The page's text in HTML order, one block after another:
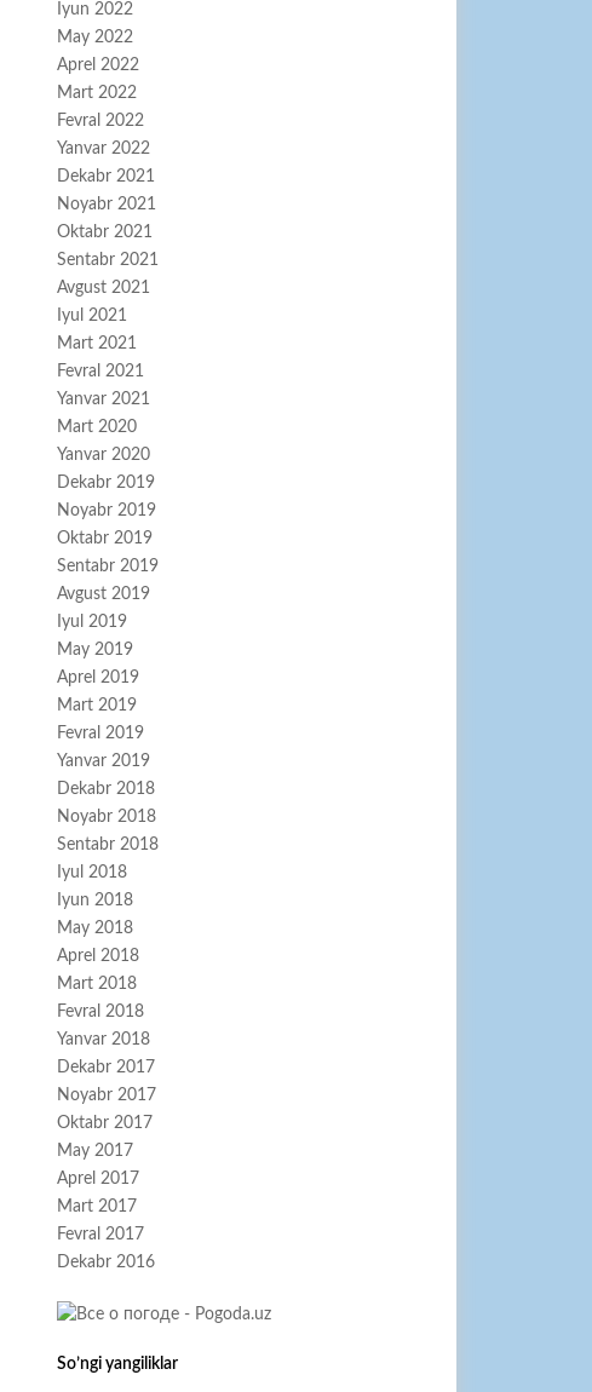
Iyun 2022
May 2022
Aprel 2022
Mart 2022
Fevral 2022
Yanvar 2022
Dekabr 2021
Noyabr 2021
Oktabr 2021
Sentabr 2021
Avgust 2021
Iyul 2021
Mart 2021
Fevral 2021
Yanvar 2021
Mart 2020
Yanvar 2020
Dekabr 2019
Noyabr 2019
Oktabr 2019
Sentabr 2019
Avgust 2019
Iyul 2019
May 2019
Aprel 2019
Mart 2019
Fevral 2019
Yanvar 2019
Dekabr 2018
Noyabr 2018
Sentabr 2018
Iyul 2018
Iyun 2018
May 2018
Aprel 2018
Mart 2018
Fevral 2018
Yanvar 2018
Dekabr 2017
Noyabr 2017
Oktabr 2017
May 2017
Aprel 2017
Mart 2017
Fevral 2017
Dekabr 2016
So’ngi yangiliklar